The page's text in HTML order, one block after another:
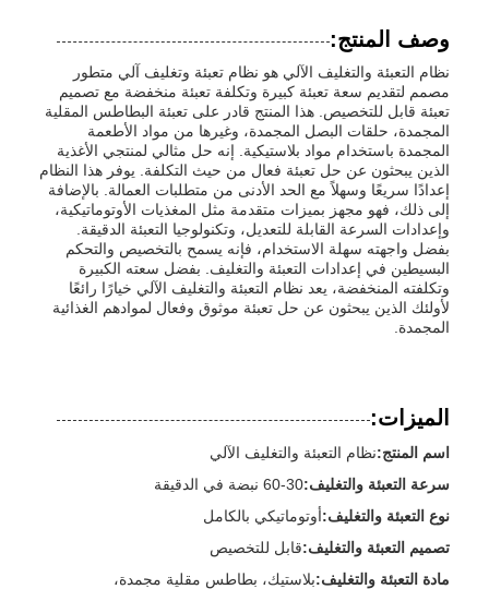
وصف المنتج:
نظام التعبئة والتغليف الآلي هو نظام تعبئة وتغليف آلي متطور
مصمم لتقديم سعة تعبئة كبيرة وتكلفة تعبئة منخفضة مع تصميم
تعبئة قابل للتخصيص. هذا المنتج قادر على تعبئة البطاطس المقلية
المجمدة، حلقات البصل المجمدة، وغيرها من مواد الأطعمة
المجمدة باستخدام مواد بلاستيكية. إنه حل مثالي لمنتجي الأغذية
الذين يبحثون عن حل تعبئة فعال من حيث التكلفة. يوفر هذا النظام
إعدادًا سريعًا وسهلاً مع الحد الأدنى من متطلبات العمالة. بالإضافة
إلى ذلك، فهو مجهز بميزات متقدمة مثل المغذيات الأوتوماتيكية،
وإعدادات السرعة القابلة للتعديل، وتكنولوجيا التعبئة الدقيقة.
بفضل واجهته سهلة الاستخدام، فإنه يسمح بالتخصيص والتحكم
البسيطين في إعدادات التعبئة والتغليف. بفضل سعته الكبيرة
وتكلفته المنخفضة، يعد نظام التعبئة والتغليف الآلي خيارًا رائعًا
لأولئك الذين يبحثون عن حل تعبئة موثوق وفعال لموادهم الغذائية
المجمدة.
الميزات:
اسم المنتج:نظام التعبئة والتغليف الآلي
سرعة التعبئة والتغليف:30-60 نبضة في الدقيقة
نوع التعبئة والتغليف:أوتوماتيكي بالكامل
تصميم التعبئة والتغليف:قابل للتخصيص
مادة التعبئة والتغليف:بلاستيك، بطاطس مقلية مجمدة،